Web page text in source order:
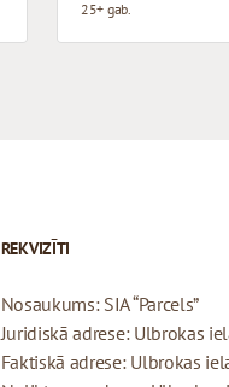
25+ gab.
REKVIZĪTI
Nosaukums: SIA “Parcels”
Juridiskā adrese: Ulbrokas
Faktiskā adrese: Ulbrokas